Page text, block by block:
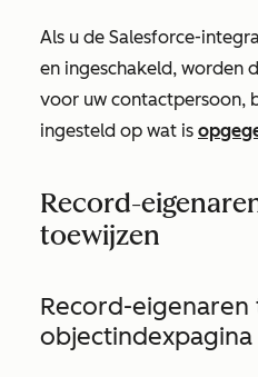
Als u de Salesforce-
en ingeschakeld, worden
voor uw contactpersoon,
ingesteld op wat is
Record-
toewijzen
Record-
objectindexpagina